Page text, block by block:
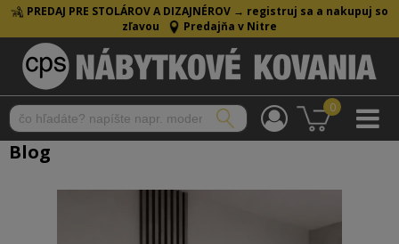
PREDAJ PRE STOLÁROV A DIZAJNÉROV → registruj sa a nakupuj so
zľavou
Predajňa v Nitre
0
Blog